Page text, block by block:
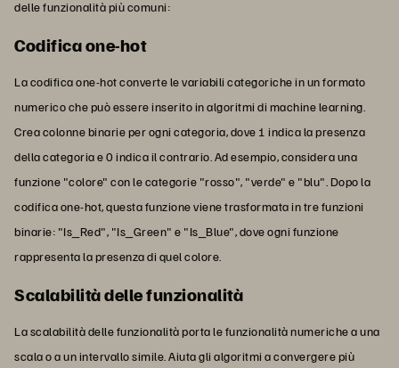
delle funzionalità più comuni:
Codifica one-hot
La codifica one-hot converte le variabili categoriche in un formato
numerico che può essere inserito in algoritmi di machine learning.
Crea colonne binarie per ogni categoria, dove 1 indica la presenza
della categoria e 0 indica il contrario. Ad esempio, considera una
funzione "colore" con le categorie "rosso", "verde" e "blu". Dopo la
codifica one-hot, questa funzione viene trasformata in tre funzioni
binarie: "Is_Red", "Is_Green" e "Is_Blue", dove ogni funzione
rappresenta la presenza di quel colore.
Scalabilità delle funzionalità
La scalabilità delle funzionalità porta le funzionalità numeriche a una
scala o a un intervallo simile. Aiuta gli algoritmi a convergere più